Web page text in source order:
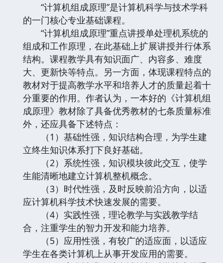
“计算机组成原理”是计算机科学与技术学科
的一门核心专业基础课程。
“计算机组成原理”重点讲授单处理机系统的
组成和工作原理，在此基础上扩展讲授并行体系
结构。课程教学具有知识面广、内容多、难度
大、更新快等特点。另一方面，体现课程特点的
教材对于提高教学水平和培养人才的质量起着十
分重要的作用。作者认为，一本好的《计算机组
成原理》教材除了具备优秀教材的七条质量标准
外，还应具备下述特点：
（1）基础性强，知识结构合理，为学生建
立终生知识体系打下良好基础。
（2）系统性强，知识模块彼此交互，使学
生能清晰地建立计算机整机概念。
（3）时代性强，及时反映前沿方向，以适
应计算机科学技术快速发展的需要。
（4）实践性强，理论教学与实践教学结
合，注重学生的智力开发和能力培养。
（5）应用性强，有较广的适应面，以适应
学生在各类计算机上从事开发应用的需要。